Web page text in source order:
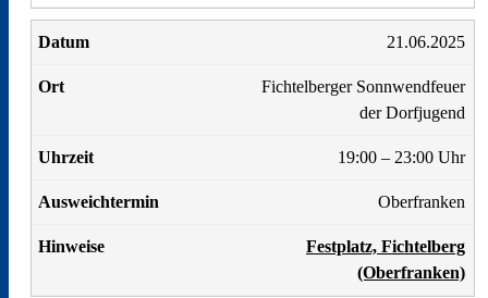
21.06.2025
Fichtelberger Sonnwendfeuer
der Dorfjugend
19:00 – 23:00 Uhr
Oberfranken
Festplatz, Fichtelberg
(Oberfranken)